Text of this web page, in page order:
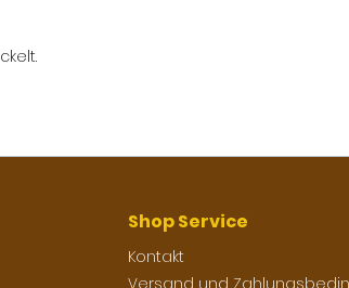
Shop Service
Kontakt
Versand und